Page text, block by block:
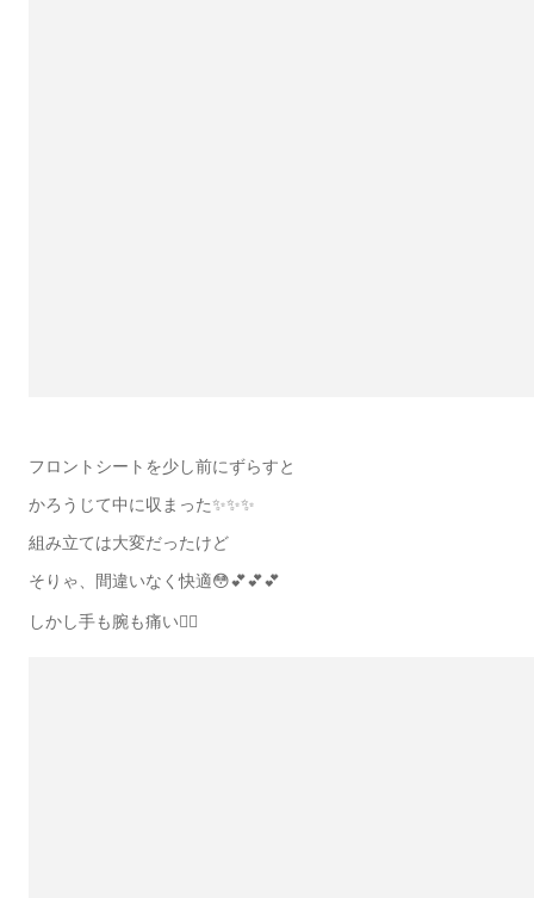
フロントシートを少し前にずらすと
かろうじて中に収まった✨✨✨
組み立ては大変だったけど
そりゃ、間違いなく快適😳💕💕💕
しかし手も腕も痛い😵‍💫